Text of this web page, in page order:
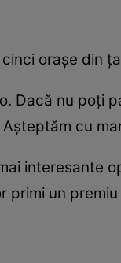
oraşe din
Dacă nu poţi
cu
interesante
un